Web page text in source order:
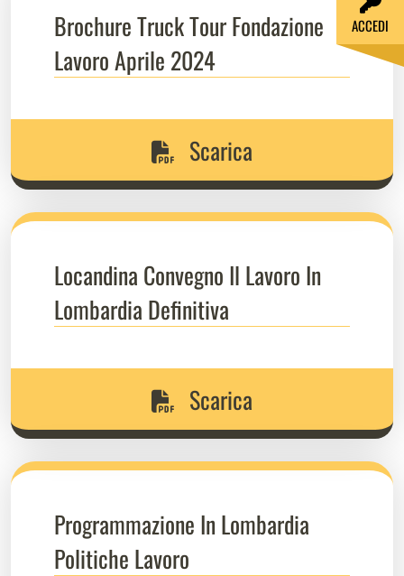
Brochure Truck Tour Fondazione
Lavoro Aprile 2024
Scarica
Locandina Convegno Il Lavoro In
Lombardia Definitiva
Scarica
Programmazione In Lombardia
Politiche Lavoro
ACCEDI